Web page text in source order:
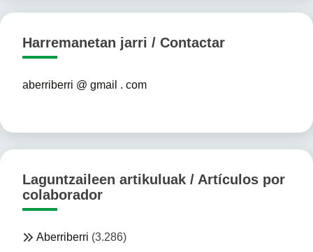
Harremanetan jarri / Contactar
aberriberri @ gmail . com
Laguntzaileen artikuluak / Artículos por
colaborador
Aberriberri (3.286)